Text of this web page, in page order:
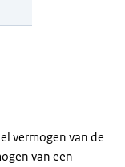
vermogen van de
van een